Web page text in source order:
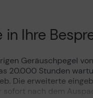
Ihre
Geräuschpegel
20.000 Stunden
Die erweiterte
nach dem